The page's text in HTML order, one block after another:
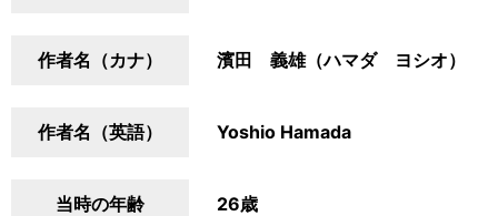
作者名（カナ） 濱田 義雄（ハマダ ヨシオ）
作者名（英語） Yoshio Hamada
当時の年齢 26歳